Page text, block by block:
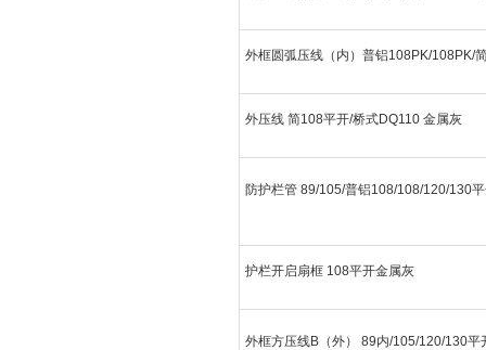
外框圆弧压线（内）普铝108PK/108PK/
外压线 简108平开/桥式DQ110 金属灰
防护栏管 89/105/普铝108/108/120/
护栏开启扇框 108平开金属灰
外框方压线B（外） 89内/105/120/